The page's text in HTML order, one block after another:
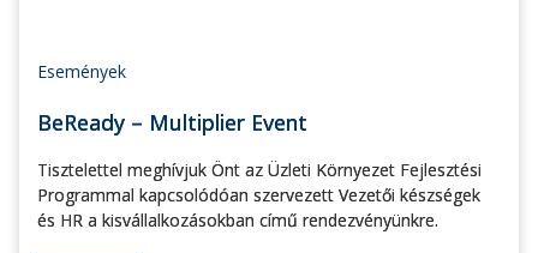
Események
BeReady – Multiplier Event
Tisztelettel meghívjuk Önt az Üzleti Környezet Fejlesztési
Programmal kapcsolódóan szervezett Vezetői készségek
és HR a kisvállalkozásokban című rendezvényünkre.